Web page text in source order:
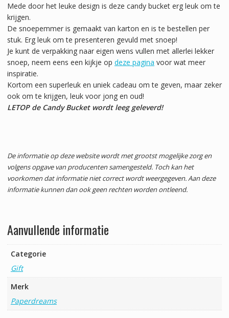
Mede door het leuke design is deze candy bucket erg leuk om te
krijgen.
De snoepemmer is gemaakt van karton en is te bestellen per
stuk. Erg leuk om te presenteren gevuld met snoep!
Je kunt de verpakking naar eigen wens vullen met allerlei lekker
snoep, neem eens een kijkje op deze pagina voor wat meer
inspiratie.
Kortom een superleuk en uniek cadeau om te geven, maar zeker
ook om te krijgen, leuk voor jong en oud!
LETOP de Candy Bucket wordt leeg geleverd!
De informatie op deze website wordt met grootst mogelijke zorg en
volgens opgave van producenten samengesteld. Toch kan het
voorkomen dat informatie niet correct wordt weergegeven. Aan deze
informatie kunnen dan ook geen rechten worden ontleend.
Aanvullende informatie
Categorie
Gift
Merk
Paperdreams